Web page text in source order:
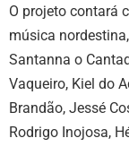
O projeto contará
música
Santanna o
Vaqueiro, Kiel do
Brandão, Jessé
Rodrigo Inojosa,